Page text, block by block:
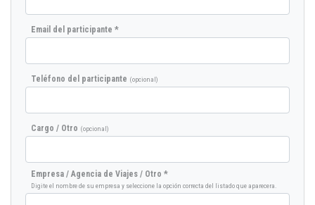
Email del participante *
Teléfono del participante (opcional)
Cargo / Otro (opcional)
Empresa / Agencia de Viajes / Otro *
Digite el nombre de su empresa y seleccione la opción correcta del listado que aparecera.